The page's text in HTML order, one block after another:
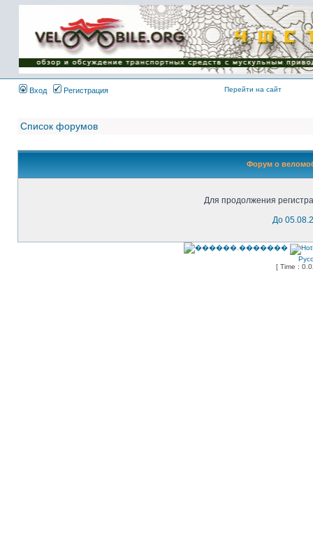
Имя пользователя:
Пароль:
{ LOG_ME_IN_SHORT
}
Вход
Регистрация Перейти на сайт
Список форумов
Форум о
Для продолжения
До
[ Time :